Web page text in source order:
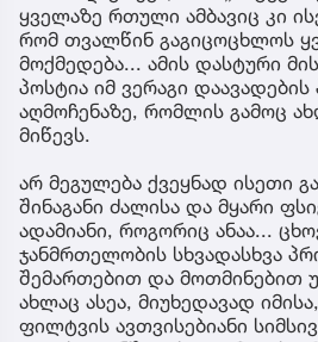
ყველაზე რთული ამბავიც კი
რომ თვალწინ გაგიცოცხლოს
მოქმედება... ამის დასტური
პოსტია იმ ვერაგი დაავადების
აღმოჩენაზე, რომლის გამოც
მიწევს.
არ მეგულება ქვეყნად ისეთი
შინაგანი ძალისა და მყარი
ადამიანი, როგორიც ანაა...
ჯანმრთელობის სხვადასხვა
შემართებით და მოთმინებით
ახლაც ასეა, მიუხედავად
ფილტვის ავთვისებიანი